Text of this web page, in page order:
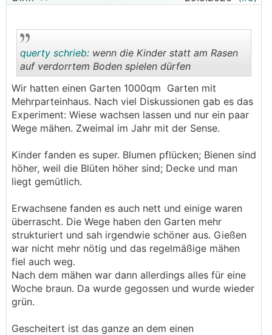
..
querty schrieb: wenn die Kinder statt am Rasen
auf verdorrtem Boden spielen dürfen
Wir hatten einen Garten 1000qm Garten mit
Mehrparteinhaus. Nach viel Diskussionen gab es das
Experiment: Wiese wachsen lassen und nur ein paar
Wege mähen. Zweimal im Jahr mit der Sense.
Kinder fanden es super. Blumen pflücken; Bienen sind
höher, weil die Blüten höher sind; Decke und man
liegt gemütlich.
Erwachsene fanden es auch nett und einige waren
überrascht. Die Wege haben den Garten mehr
strukturiert und sah irgendwie schöner aus. Gießen
war nicht mehr nötig und das regelmäßige mähen
fiel auch weg.
Nach dem mähen war dann allerdings alles für eine
Woche braun. Da wurde gegossen und wurde wieder
grün.
Gescheitert ist das ganze an dem einen